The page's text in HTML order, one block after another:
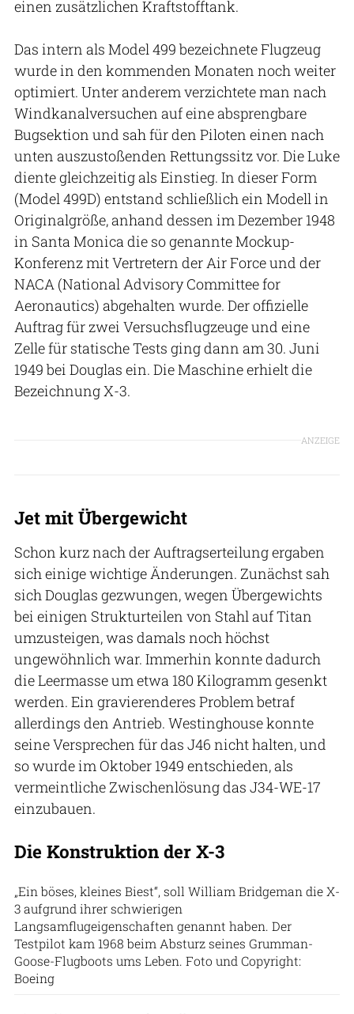
einen zusätzlichen Kraftstofftank.
Das intern als Model 499 bezeichnete Flugzeug
wurde in den kommenden Monaten noch weiter
optimiert. Unter anderem verzichtete man nach
Windkanalversuchen auf eine absprengbare
Bugsektion und sah für den Piloten einen nach
unten auszustoßenden Rettungssitz vor. Die Luke
diente gleichzeitig als Einstieg. In dieser Form
(Model 499D) entstand schließlich ein Modell in
Originalgröße, anhand dessen im Dezember 1948
in Santa Monica die so genannte Mockup-
Konferenz mit Vertretern der Air Force und der
NACA (National Advisory Committee for
Aeronautics) abgehalten wurde. Der offizielle
Auftrag für zwei Versuchsflugzeuge und eine
Zelle für statische Tests ging dann am 30. Juni
1949 bei Douglas ein. Die Maschine erhielt die
Bezeichnung X-3.
ANZEIGE
Jet mit Übergewicht
Schon kurz nach der Auftragserteilung ergaben
sich einige wichtige Änderungen. Zunächst sah
sich Douglas gezwungen, wegen Übergewichts
bei einigen Strukturteilen von Stahl auf Titan
umzusteigen, was damals noch höchst
ungewöhnlich war. Immerhin konnte dadurch
die Leermasse um etwa 180 Kilogramm gesenkt
werden. Ein gravierenderes Problem betraf
allerdings den Antrieb. Westinghouse konnte
seine Versprechen für das J46 nicht halten, und
so wurde im Oktober 1949 entschieden, als
vermeintliche Zwischenlösung das J34-WE-17
einzubauen.
Die Konstruktion der X-3
„Ein böses, kleines Biest“, soll William Bridgeman die X-
3 aufgrund ihrer schwierigen
Langsamflugeigenschaften genannt haben. Der
Testpilot kam 1968 beim Absturz seines Grumman-
Goose-Flugboots ums Leben. Foto und Copyright:
Boeing